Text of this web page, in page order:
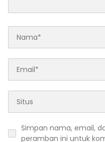
Simpan nama, email,
peramban ini untuk